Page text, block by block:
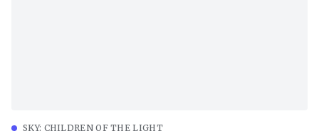
SKY: CHILDREN OF THE LIGHT